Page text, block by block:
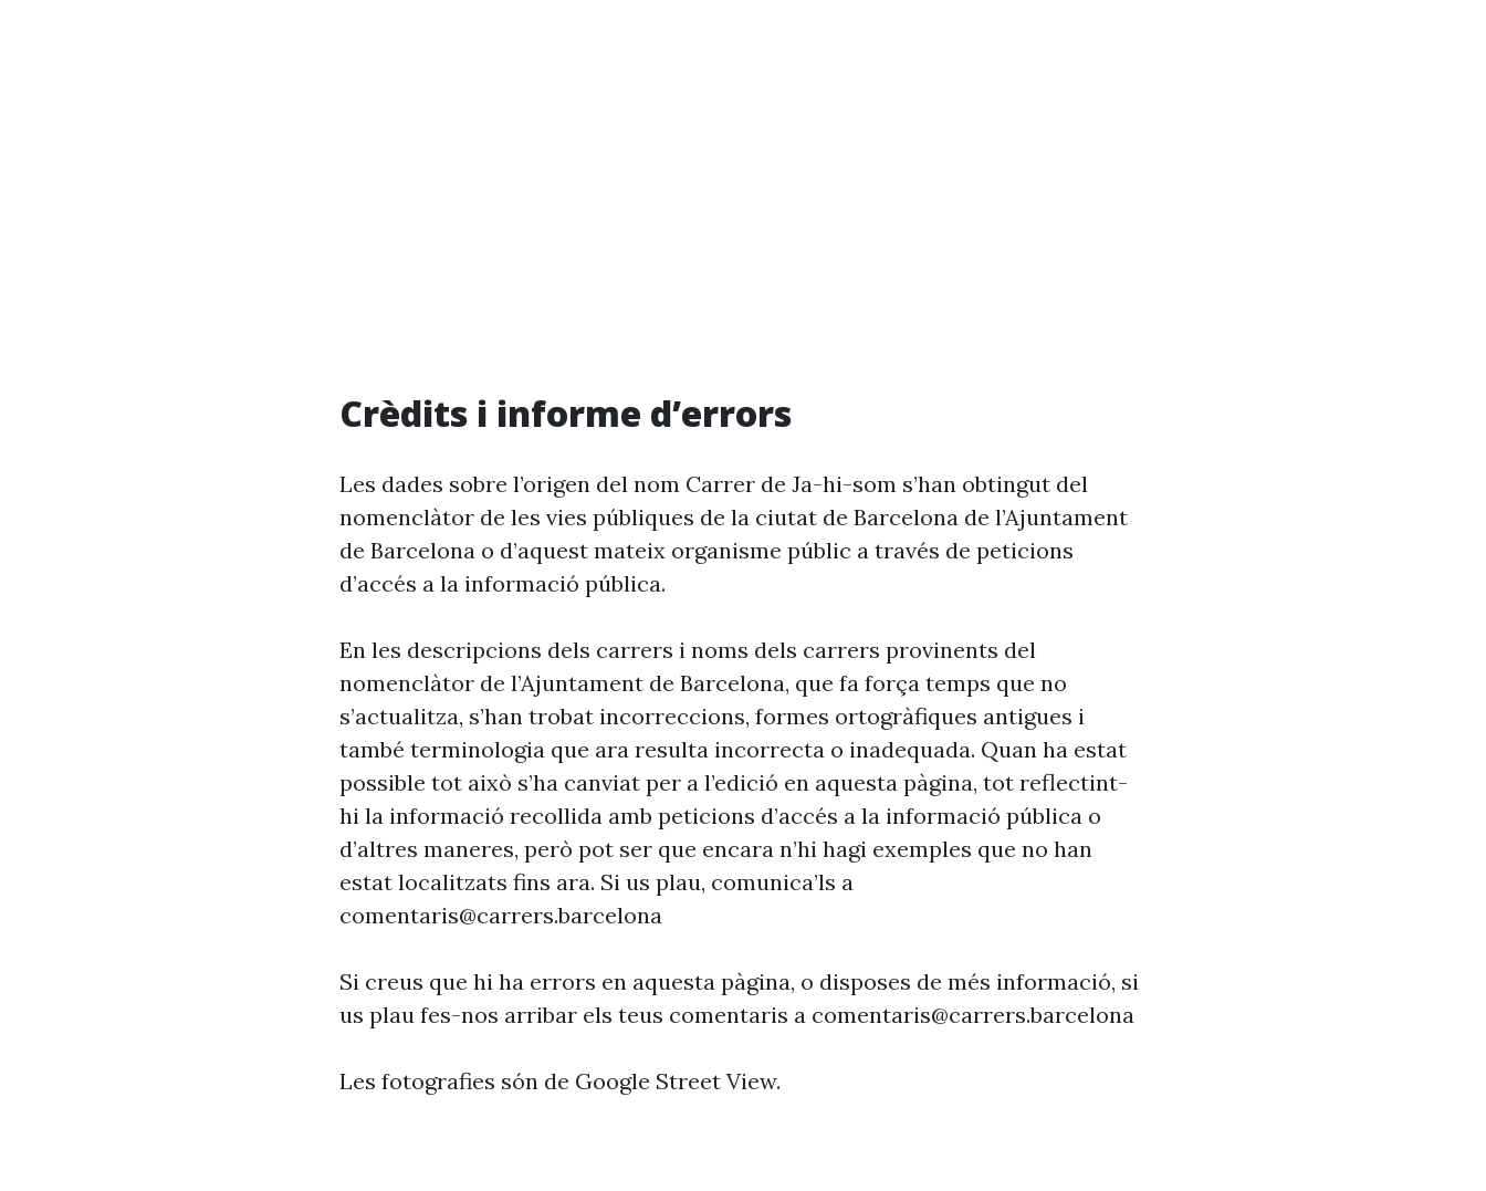
Crèdits i informe d’errors
Les dades sobre l’origen del nom Carrer de Ja-hi-som s’han obtingut del
nomenclàtor de les vies públiques de la ciutat de Barcelona de l’Ajuntament
de Barcelona o d’aquest mateix organisme públic a través de peticions
d’accés a la informació pública.
En les descripcions dels carrers i noms dels carrers provinents del
nomenclàtor de l’Ajuntament de Barcelona, que fa força temps que no
s’actualitza, s’han trobat incorreccions, formes ortogràfiques antigues i
també terminologia que ara resulta incorrecta o inadequada. Quan ha estat
possible tot això s’ha canviat per a l’edició en aquesta pàgina, tot reflectint-
hi la informació recollida amb peticions d’accés a la informació pública o
d’altres maneres, però pot ser que encara n’hi hagi exemples que no han
estat localitzats fins ara. Si us plau, comunica’ls a
comentaris@carrers.barcelona
Si creus que hi ha errors en aquesta pàgina, o disposes de més informació, si
us plau fes-nos arribar els teus comentaris a comentaris@carrers.barcelona
Les fotografies són de Google Street View.